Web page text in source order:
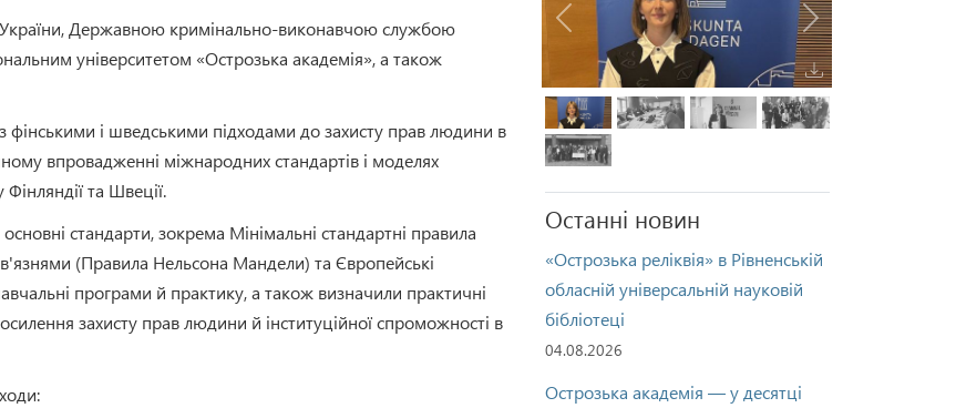
України, Державною кримінально-виконавчою службою
університетом «Острозька академія», а також
фінськими і шведськими підходами до захисту прав людини в
впровадженні міжнародних стандартів і моделях
та Швеції.
стандарти, зокрема Мінімальні стандартні правила
(Правила Нельсона Мандели) та Європейські
програми й практику, а також визначили практичні
захисту прав людини й інституційної спроможності в
Попередня Наступна
Останні новин
«Острозька реліквія» в Рівненській
обласній універсальній науковій
бібліотеці
04.08.2026
Острозька академія — у десятці